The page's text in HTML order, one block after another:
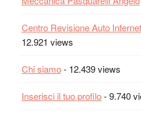
Centro Revisione Auto
12.921 views
Chi siamo- 12.439 views
Inserisci il tuo profilo- 9.740